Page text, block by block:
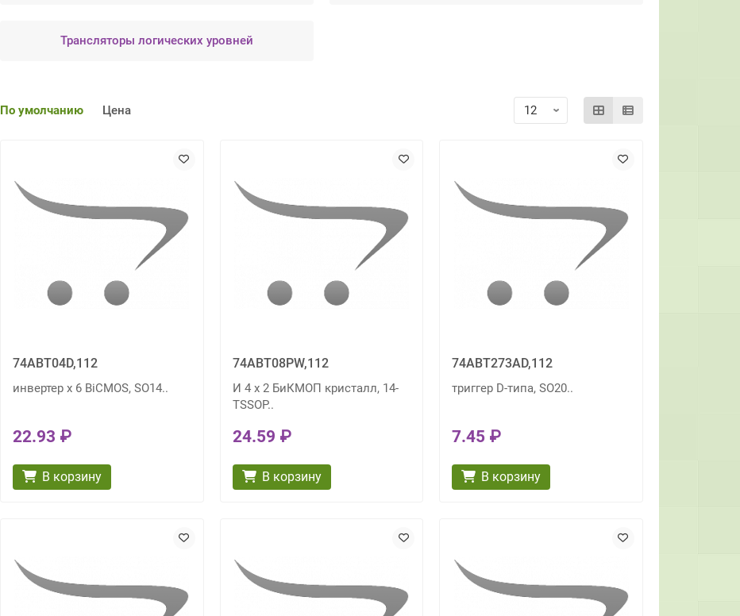
Трансляторы логических уровней
По умолчанию Цена
74ABT04D,112
инвертер х 6 BiCMOS, SO14..
22.93 ₽
В корзину
74ABT08PW,112
И 4 х 2 БиКМОП кристалл, 14-
TSSOP..
24.59 ₽
В корзину
74ABT273AD,112
триггер D-типа, SO20..
7.45 ₽
В корзину